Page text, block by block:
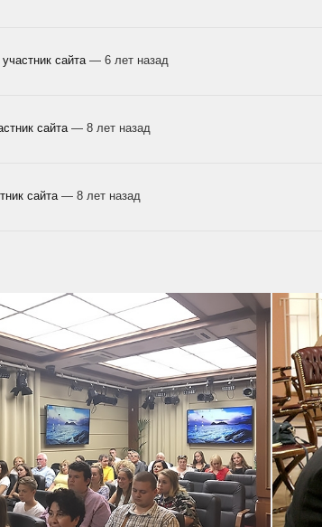
сайта — 6 лет назад
сайта — 8 лет назад
сайта — 8 лет назад